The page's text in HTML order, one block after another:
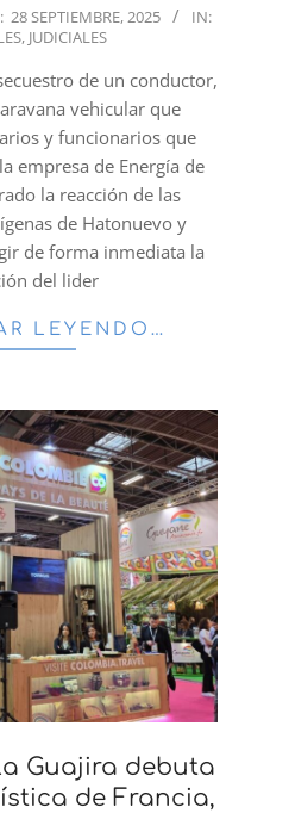
28 SEPTIEMBRE, 2025
IN:
, JUDICIALES
de un conductor,
vehicular que
y funcionarios que
empresa de Energía de
la reacción de las
de Hatonuevo y
de forma inmediata la
del lider
LEYENDO…
Guajira debuta
de Francia,